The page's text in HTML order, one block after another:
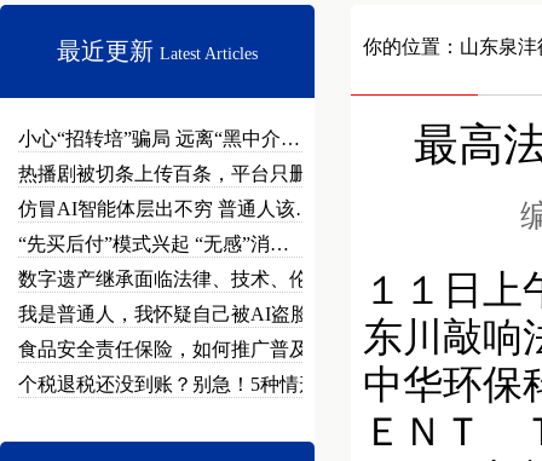
最近更新 Latest Articles
小心“招转培”骗局 远离“黑中介…
热播剧被切条上传百条，平台只删不…
仿冒AI智能体层出不穷 普通人该…
“先买后付”模式兴起 “无感”消…
数字遗产继承面临法律、技术、伦理…
我是普通人，我怀疑自己被AI盗脸…
食品安全责任保险，如何推广普及？
个税退税还没到账？别急！5种情形…
你的位置： 山东泉
最高
１１日
东川敲响
中华环保
ＥＮＴ